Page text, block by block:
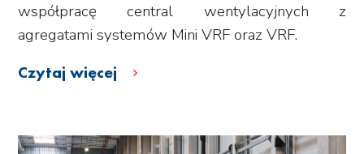
współpracę central wentylacyjnych z
agregatami systemów Mini VRF oraz VRF.
Czytaj więcej